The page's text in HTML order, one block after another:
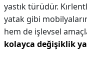
yastık türüdür.
yatak gibi
hem de işlevsel
kolayca değişiklik